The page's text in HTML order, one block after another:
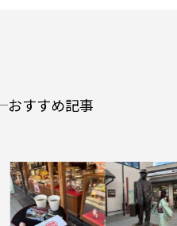
おすすめ記事